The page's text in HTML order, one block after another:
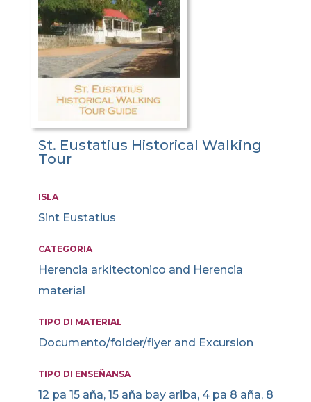
St. Eustatius Historical Walking
Tour
ISLA
Sint Eustatius
CATEGORIA
Herencia arkitectonico and Herencia
material
TIPO DI MATERIAL
Documento/folder/flyer and Excursion
TIPO DI ENSEÑANSA
12 pa 15 aña, 15 aña bay ariba, 4 pa 8 aña, 8